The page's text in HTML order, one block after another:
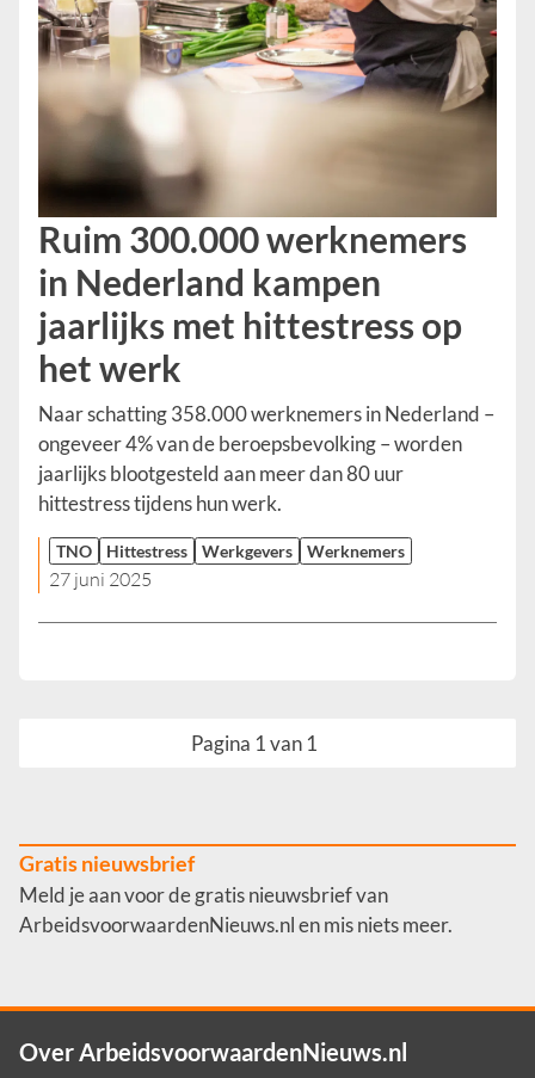
Ruim 300.000 werknemers
in Nederland kampen
jaarlijks met hittestress op
het werk
Naar schatting 358.000 werknemers in Nederland –
ongeveer 4% van de beroepsbevolking – worden
jaarlijks blootgesteld aan meer dan 80 uur
hittestress tijdens hun werk.
TNO Hittestress Werkgevers Werknemers
27 juni 2025
Pagina 1 van 1
Gratis nieuwsbrief
Meld je aan voor de gratis nieuwsbrief van
ArbeidsvoorwaardenNieuws.nl en mis niets meer.
Over ArbeidsvoorwaardenNieuws.nl